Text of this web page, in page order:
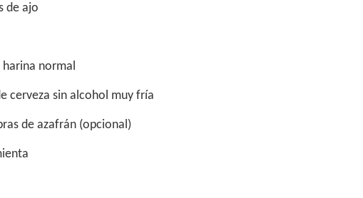
de ajo
harina normal
cerveza sin alcohol muy fría
de azafrán (opcional)